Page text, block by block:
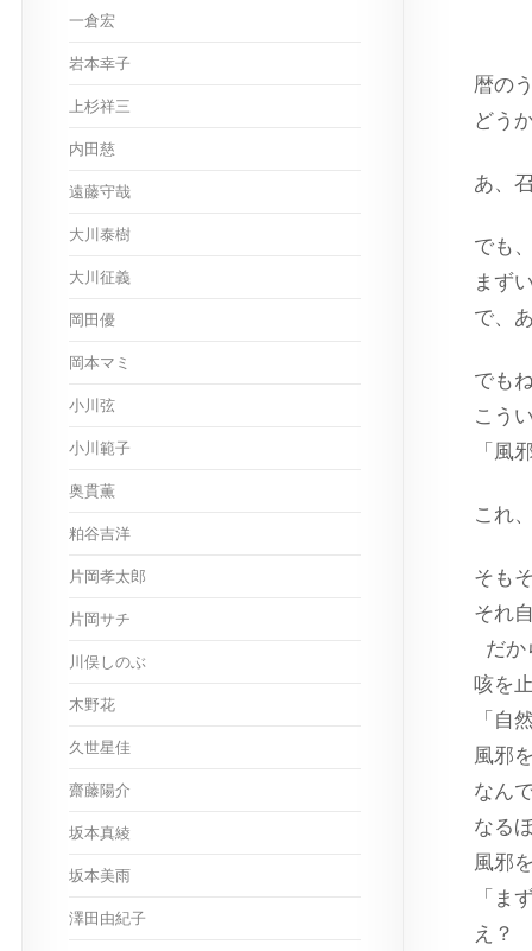
暦の
どう
あ、
でも
まず
で、
でも
こう
「風
これ
そも
それ
だか
咳を
「自
風邪
なん
なる
風邪
「ま
え？
一倉宏
岩本幸子
上杉祥三
内田慈
遠藤守哉
大川泰樹
大川征義
岡田優
岡本マミ
小川弦
小川範子
奥貫薫
粕谷吉洋
片岡孝太郎
片岡サチ
川俣しのぶ
木野花
久世星佳
齋藤陽介
坂本真綾
坂本美雨
澤田由紀子